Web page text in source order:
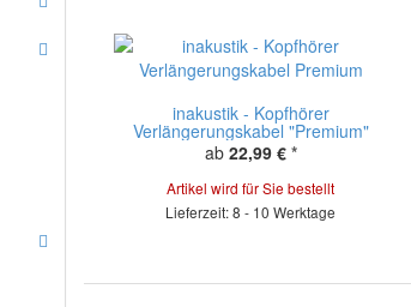
inakustik - Kopfhörer
Verlängerungskabel "Premium"
ab 22,99 € *
Artikel wird für Sie bestellt
Lieferzeit: 8 - 10 Werktage